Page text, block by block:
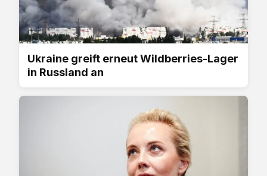
Ukraine greift erneut Wildberries-Lager
in Russland an